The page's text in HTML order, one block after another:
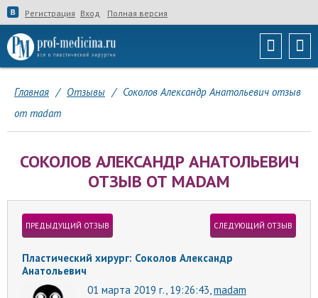
Регистрация Вход Полная версия
Главная / Отзывы / Соколов Александр Анатольевич отзыв
от madam
СОКОЛОВ АЛЕКСАНДР АНАТОЛЬЕВИЧ
ОТЗЫВ ОТ MADAM
ПРЕДЫДУЩИЙ ОТЗЫВ СЛЕДУЮЩИЙ ОТЗЫВ
Пластический хирург: Соколов Александр
Анатольевич
01 марта 2019 г., 19:26:43, madam